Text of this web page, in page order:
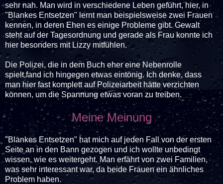
sehr nah. Man wird in verschiedene Leben geführt, hier, in
"Blankes Entsetzen" lernt man beispielsweise zwei Frauen
kennen, in deren Ehen es einige Probleme gibt. Gewalt
steht auf der Tagesordnung und gerade als Frau konnte ich
hier besonders mit Lizzy mitfühlen.
Die Polizei, die in dem Buch eher eine Nebenrolle
spielt,fand ich hingegen etwas eintönig. Ich denke, dass
man hier fast komplett auf Polizeiarbeit hätte verzichten
können, um die Spannung etwas voran zu treiben.
Meine Meinung
"Blankes Entsetzen" hat mich auf jeden Fall von der ersten
Seite an in den Bann gezogen und ich wollte unbedingt
wissen, wie es weitergeht. Man erfährt von zwei Familien,
was sehr interessant war, da beide Frauen ein ähnliches
Problem haben.